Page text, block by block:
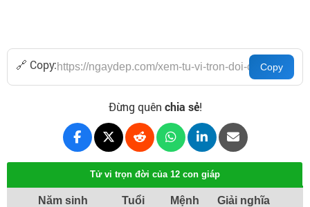
🔗 Copy:
Đừng quên chia sẻ!
Tử vi trọn đời của 12 con giáp
Năm sinh Tuổi Mệnh Giải nghĩa